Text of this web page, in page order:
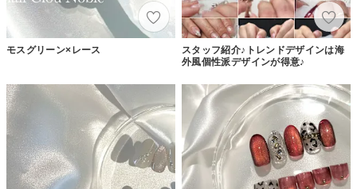
モスグリーン×レース
スタッフ紹介♪トレンドデザインは海
外風個性派デザインが得意♪